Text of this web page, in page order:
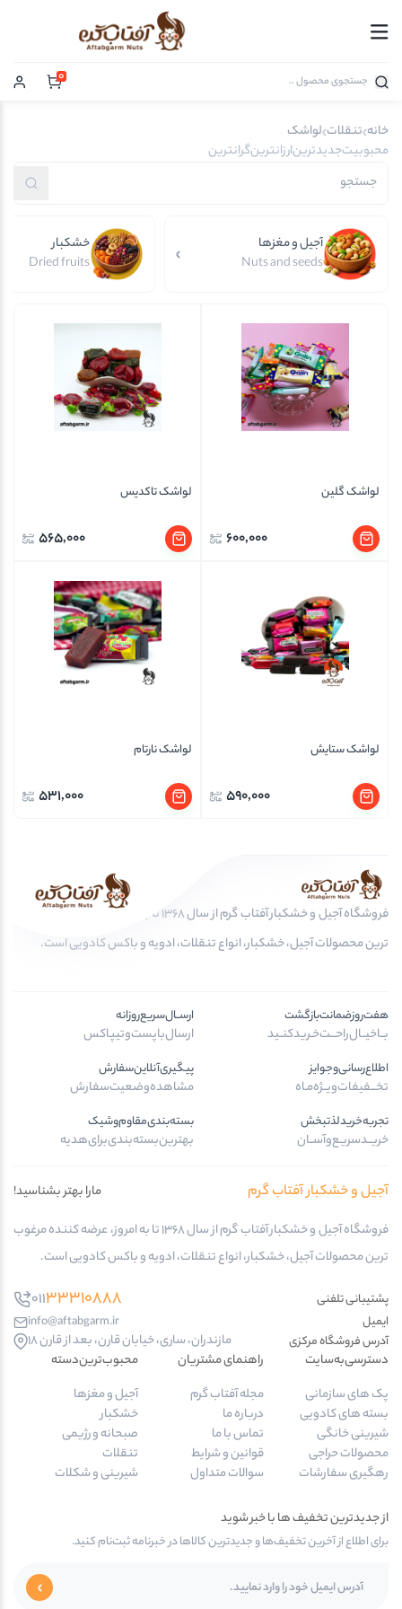
0
خانه تنقلات لواشک
محبوبیتجدیدترینارزانترینگرانترین
آجیل و مغزها
Nuts and seeds
خشکبار
Dried fruits
لواشک گلین
600,000
لواشک تاکدیس
565,000
لواشک ستایش
590,000
لواشک نارتام
531,000
فروشگاه آجیل و خشکبار آفتاب گرم از سال 1368 تا به امروز، عرضه کننده مرغوب
ترین محصولات آجیل، خشکبار، انواع تنقلات، ادویه و باکس کادویی است.
هفت‌روز‌ضمانت‌بازگشت
بــا‌خیــال‌راحـــت‌خـرید‌کنــید
ارســال‌سریع‌روزانه
ارسال‌با‌پست‌و‌تیپاکس
اطلاع‌رسانی‌و‌جوایز
تخـــفیفات‌ویــژه‌مـاه
پیگیری‌آنلاین‌سفارش
مشاهده‌وضعیت‌سفارش
تجربه‌خرید‌لذتبخش
خریــد‌سریـع‌و‌آســان
بسته‌بندی‌مقاوم‌وشیک
بهترین‌بسته‌بندی‌برای‌هدیه
آجیل و خشکبار آفتاب گرم
مارا بهتر بشناسید!
فروشگاه آجیل و خشکبار آفتاب گرم از سال 1368 تا به امروز، عرضه کننده مرغوب
ترین محصولات آجیل، خشکبار، انواع تنقلات، ادویه و باکس کادویی است.
پشتیبانی تلفنی 01133310888
ایمیل
info@aftabgarm.ir
آدرس‌ فروشگاه مرکزی
مازندران، ساری، خیابان قارن، بعد از قارن 18
دسترسی‌به‌سایت
پک های سازمانی
بسته های کادویی
شیرینی خانگی
محصولات حراجی
رهگیری سفارشات
راهنمای مشتریان
مجله آفتاب گرم
درباره ما
تماس با ما
قوانین و شرایط
سوالات متداول
محبوب‌ترین‌دسته‌
آجیل و مغزها
خشکبار
صبحانه و رژیمی
تنقلات
شیرینی و شکلات
از جدیدترین تخفیف ها با خبر شوید
برای اطلاع از آخرین تخفیف‌ها و جدیدترین کالاها در خبرنامه ثبت‌نام کنید.